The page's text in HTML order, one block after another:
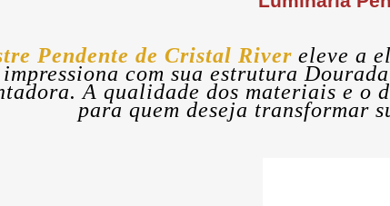
Pendente de Cristal River eleve a
com sua estrutura
A qualidade dos materiais e o
para quem deseja transformar